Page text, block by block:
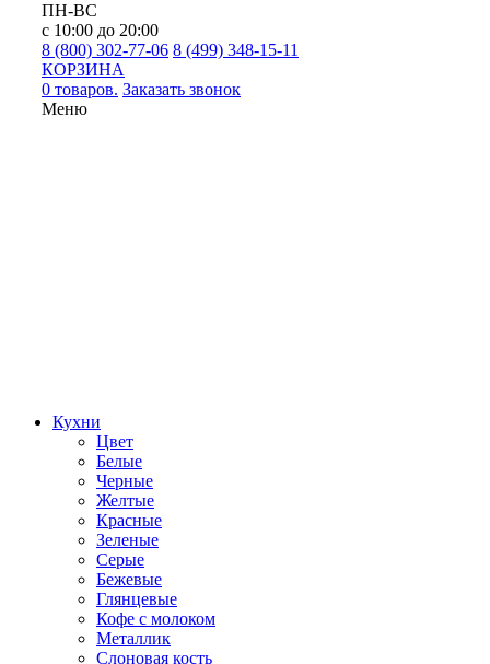
ПН-ВС
с 10:00 до 20:00
8 (800) 302-77-06 8 (499) 348-15-11
КОРЗИНА
0 товаров. Заказать звонок
Меню
Кухни
Цвет
Белые
Черные
Желтые
Красные
Зеленые
Серые
Бежевые
Глянцевые
Кофе с молоком
Металлик
Слоновая кость